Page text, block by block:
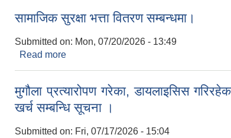
सामाजिक सुरक्षा भत्ता वितरण सम्बन्धमा।
Submitted on: Mon, 07/20/2026 - 13:49
Read more
मुगौला प्रत्यारोपण गरेका, डायलाइसिस
खर्च सम्बन्धि सूचना ।
Submitted on: Fri, 07/17/2026 - 15:04